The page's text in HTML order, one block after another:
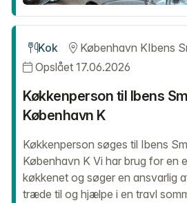
Kok København KIbens
Opslået 17.06.2026
Køkkenperson til Ibens
København K
Køkkenperson søges til Ibens
København K Vi har brug for en
køkkenet og søger en ansvarlig
træde til og hjælpe i en travl